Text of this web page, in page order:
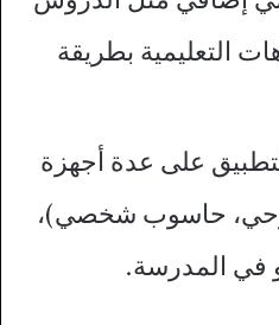
التعليمية بطريقة
على عدة أجهزة
حاسوب شخصي)،
في المدرسة.